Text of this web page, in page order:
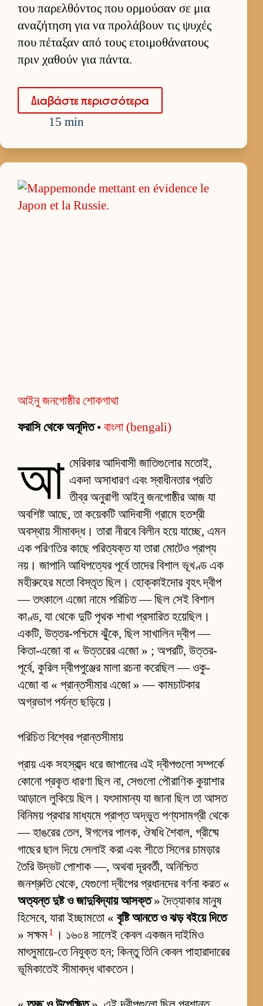
του παρελ­θόντος που ορ­μού­σαν σε μια
αναζήτηση για να προλάβουν τις ψυχές
που πέταξαν από τους ετοι­μοθάνατους
πριν χαθούν για πάντα.
Δια­βάστε περισ­σότερα
15 min
আইনু জনগোষ্ঠীর শোকগাথা
ফরাসি থেকে অনূদিত• বাংলা (bengali)
আ মেরিকার আদিবাসী জাতিগুলোর মতোই,
একদা অসাধারণ এবং স্বাধীনতার প্রতি
তীব্র অনুরাগী আইনু জনগোষ্ঠীর আজ যা
অবশিষ্ট আছে, তা কয়েকটি আদিবাসী গ্রামে হতশ্রী
অবস্থায় সীমাবদ্ধ। তারা নীরবে বিলীন হয়ে যাচ্ছে, এমন
এক পরিণতির কাছে পরিত্যক্ত যা তারা মোটেও প্রাপ্য
নয়। জাপানি আধিপত্যের পূর্বে তাদের বিশাল ভূখণ্ড এক
মহীরুহের মতো বিস্তৃত ছিল। হোক্কাইদোর বৃহৎ দ্বীপ
— তৎকালে এজো নামে পরিচিত — ছিল সেই বিশাল
কাণ্ড, যা থেকে দুটি পৃথক শাখা প্রসারিত হয়েছিল।
একটি, উত্তর-পশ্চিমে ঝুঁকে, ছিল সাখালিন দ্বীপ —
কিতা-এজো বা « উত্তরের এজো » ; অপরটি, উত্তর-
পূর্বে, কুরিল দ্বীপপুঞ্জের মালা রচনা করেছিল — ওকু-
এজো বা « প্রান্তসীমার এজো » — কামচাটকার
অগ্রভাগ পর্যন্ত ছড়িয়ে।
পরিচিত বিশ্বের প্রান্তসীমায়
প্রায় এক সহস্রাব্দ ধরে জাপানের এই দ্বীপগুলো সম্পর্কে
কোনো প্রকৃত ধারণা ছিল না, সেগুলো পৌরাণিক কুয়াশার
আড়ালে লুকিয়ে ছিল। যৎসামান্য যা জানা ছিল তা আসত
বিনিময় প্রথার মাধ্যমে প্রাপ্ত অদ্ভুত পণ্যসামগ্রী থেকে
— হাঙরের তেল, ঈগলের পালক, ঔষধি শৈবাল, গ্রীষ্মে
গাছের ছাল দিয়ে সেলাই করা এবং শীতে সিলের চামড়ার
তৈরি উদ্ভট পোশাক —, অথবা দূরবর্তী, অনিশ্চিত
জনশ্রুতি থেকে, যেগুলো দ্বীপের প্রধানদের বর্ণনা করত «
অত্যন্ত দুষ্ট ও জাদুবিদ্যায় আসক্ত» দৈত্যাকার মানুষ
হিসেবে, যারা ইচ্ছামতো « বৃষ্টি আনতে ও ঝড় বইয়ে দিতে
» সক্ষম1
। ১৬০৪ সালেই কেবল একজন দাইমিও
মাৎসুমায়ে-তে নিযুক্ত হন; কিন্তু তিনি কেবল পাহারাদারের
ভূমিকাতেই সীমাবদ্ধ থাকতেন।